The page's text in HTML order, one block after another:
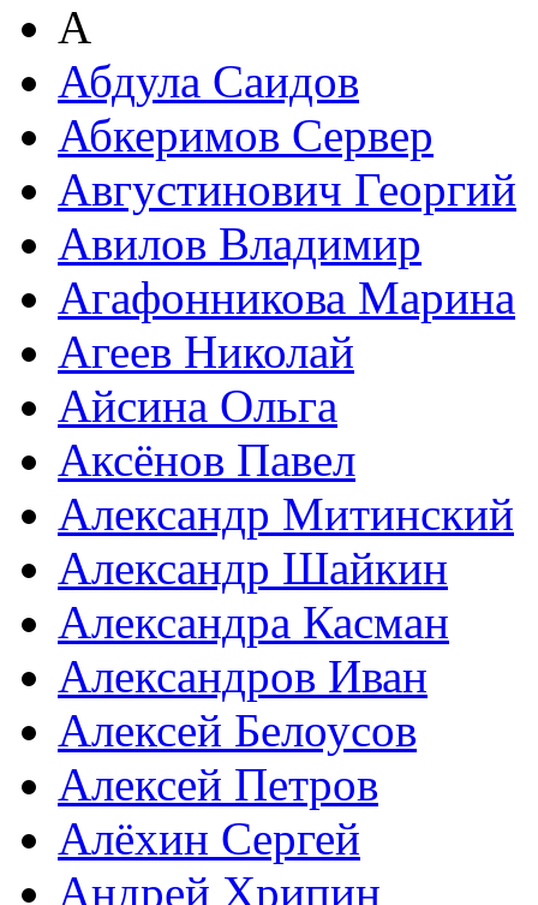
А
Абдула Саидов
Абкеримов Сервер
Августинович Георгий
Авилов Владимир
Агафонникова Марина
Агеев Николай
Айсина Ольга
Аксёнов Павел
Александр Митинский
Александр Шайкин
Александра Касман
Александров Иван
Алексей Белоусов
Алексей Петров
Алёхин Сергей
Андрей Хрипин